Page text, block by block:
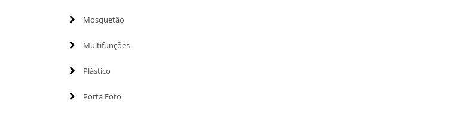
Mosquetão
Multifunções
Plástico
Porta Foto